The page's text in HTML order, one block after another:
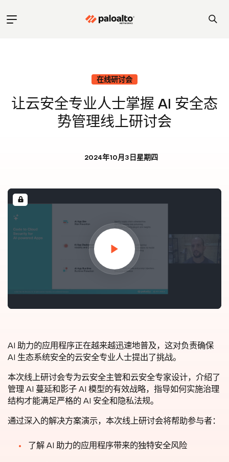
在线研讨会
让云安全专业人士掌握 AI 安全态
势管理线上研讨会
2024年10月3日星期四
AI 助力的应用程序正在越来越迅速地普及，这对负责确保
AI 生态系统安全的云安全专业人士提出了挑战。
本次线上研讨会专为云安全主管和云安全专家设计，介绍了
管理 AI 蔓延和影子 AI 模型的有效战略，指导如何实施治理
结构才能满足严格的 AI 安全和隐私法规。
通过深入的解决方案演示，本次线上研讨会将帮助参与者：
了解 AI 助力的应用程序带来的独特安全风险